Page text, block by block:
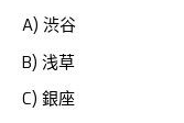
A) 渋谷
B) 浅草
C) 銀座